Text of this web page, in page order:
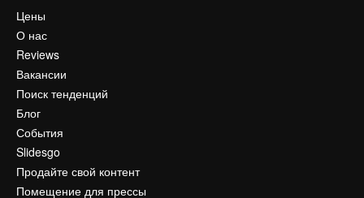
Цены
О нас
Reviews
Вакансии
Поиск тенденций
Блог
События
Slidesgo
Продайте свой контент
Помещение для прессы